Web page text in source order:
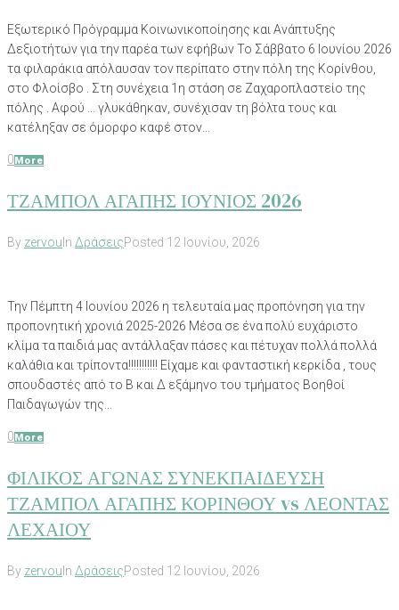
Εξωτερικό Πρόγραμμα Κοινωνικοποίησης και Ανάπτυξης
Δεξιοτήτων για την παρέα των εφήβων Το Σάββατο 6 Ιουνίου 2026
τα φιλαράκια απόλαυσαν τον περίπατο στην πόλη της Κορίνθου,
στο Φλοίσβο . Στη συνέχεια 1η στάση σε Ζαχαροπλαστείο της
πόλης . Αφού ... γλυκάθηκαν, συνέχισαν τη βόλτα τους και
κατέληξαν σε όμορφο καφέ στον...
0 More
ΤΖΑΜΠΟΛ ΑΓΑΠΗΣ ΙΟΥΝΙΟΣ 2026
By zervou In ΔράσειςPosted 12 Ιουνίου, 2026
Την Πέμπτη 4 Ιουνίου 2026 η τελευταία μας προπόνηση για την
προπονητική χρονιά 2025-2026 Μέσα σε ένα πολύ ευχάριστο
κλίμα τα παιδιά μας αντάλλαξαν πάσες και πέτυχαν πολλά πολλά
καλάθια και τρίποντα!!!!!!!!!!! Είχαμε και φανταστική κερκίδα , τους
σπουδαστές από το Β και Δ εξάμηνο του τμήματος Βοηθοί
Παιδαγωγών της...
0 More
ΦΙΛΙΚΟΣ ΑΓΩΝΑΣ ΣΥΝΕΚΠΑΙΔΕΥΣΗ
ΤΖΑΜΠΟΛ ΑΓΑΠΗΣ ΚΟΡΙΝΘΟΥ vs ΛΕΟΝΤΑΣ
ΛΕΧΑΙΟΥ
By zervou In ΔράσειςPosted 12 Ιουνίου, 2026